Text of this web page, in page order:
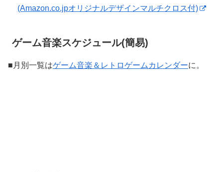
(Amazon.co.jpオリジナルデザインマルチクロス付)
ゲーム音楽スケジュール(簡易)
■月別一覧はゲーム音楽＆レトロゲームカレンダーに。